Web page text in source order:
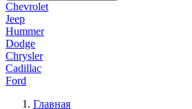
Chevrolet
Jeep
Hummer
Dodge
Chrysler
Cadillac
Ford
Главная